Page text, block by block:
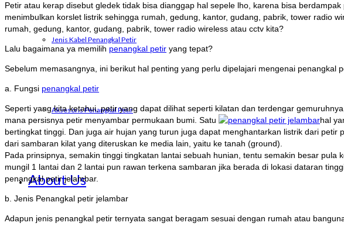
Jenis Kabel Penangkal Petir
Aksesoris Penangkal Petir
About Us
Petir atau kerap disebut gledek tidak bisa dianggap hal sepele lho, karena bisa
menimbulkan korslet listrik sehingga rumah, gedung, kantor, gudang, pabrik, tower radio
rumah, gedung, kantor, gudang, pabrik, tower radio wireless atau cctv kita?
Lalu bagaimana ya memilih penangkal petir yang tepat?
Sebelum memasangnya, ini berikut hal penting yang perlu dipelajari mengenai penangkal
a. Fungsi penangkal petir
Seperti yang kita ketahui, petir yang dapat dilihat seperti kilatan dan terdengar
mana persisnya petir menyambar permukaan bumi. Satu
hal
bertingkat tinggi. Dan juga air hujan yang turun juga dapat menghantarkan listrik dari
dari sambaran kilat yang diteruskan ke media lain, yaitu ke tanah (ground).
Pada prinsipnya, semakin tinggi tingkatan lantai sebuah hunian, tentu semakin besar
mungil 1 lantai dan 2 lantai pun rawan terkena sambaran jika berada di lokasi dataran
penangkal petir jelambar.
b. Jenis Penangkal petir jelambar
Adapun jenis penangkal petir ternyata sangat beragam sesuai dengan rumah atau